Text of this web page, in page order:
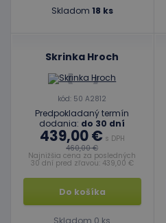
Skladom 18 ks
Skrinka Hroch
kód: 50 A2812
Predpokladaný termín
dodania: do 30 dní
439,00 € s DPH
460,00 €
Najnižšia cena za posledných
30 dní pred zľavou: 439,00 €
Do košíka
Skladom 0 ks